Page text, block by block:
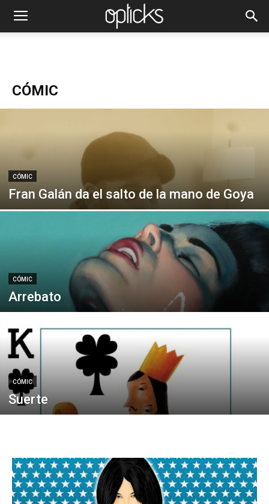
CÓMIC
CÓMIC
Fran Galán da el salto de la mano de Goya
CÓMIC
Arrebato
CÓMIC
Suerte